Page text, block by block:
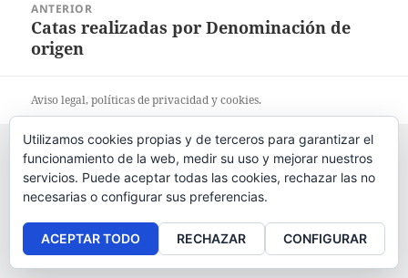
entradas
ANTERIOR
Entrada
anterior:
Catas realizadas por Denominación de
origen
Aviso legal, políticas deprivacidadycookies.
Utilizamos cookies propias y de terceros para garantizar el
funcionamiento de la web, medir su uso y mejorar nuestros
servicios. Puede aceptar todas las cookies, rechazar las no
necesarias o configurar sus preferencias.
ACEPTAR TODO RECHAZAR CONFIGURAR